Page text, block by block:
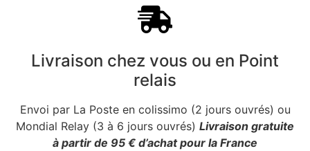
Livraison chez vous ou en Point
relais
Envoi par La Poste en colissimo (2 jours ouvrés) ou
Mondial Relay (3 à 6 jours ouvrés) Livraison gratuite
à partir de 95 € d’achat pour la France